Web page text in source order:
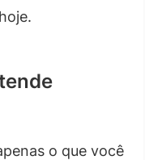
o que você